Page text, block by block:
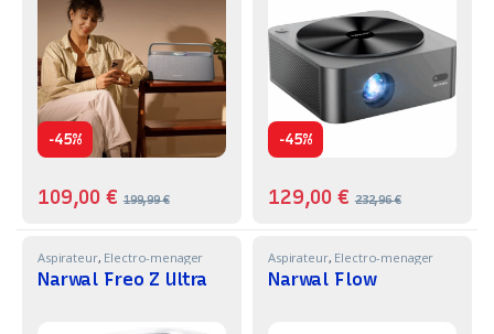
-45%
109,00€ 199,99€
-45%
129,00€ 232,96€
Aspirateur, Electro-menager
Narwal Freo Z Ultra
Aspirateur, Electro-menager
Narwal Flow